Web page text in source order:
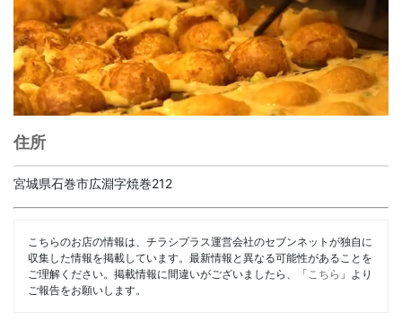
住所
宮城県石巻市広淵字焼巻212
こちらのお店の情報は、チラシプラス運営会社のセブンネットが独自に
収集した情報を掲載しています。最新情報と異なる可能性があることを
ご理解ください。掲載情報に間違いがございましたら、「 こちら 」より
ご報告をお願いします。